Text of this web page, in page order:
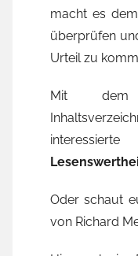
macht es
überprüfen
Urteil zu
Mit dem
Oder schaut
von Richard